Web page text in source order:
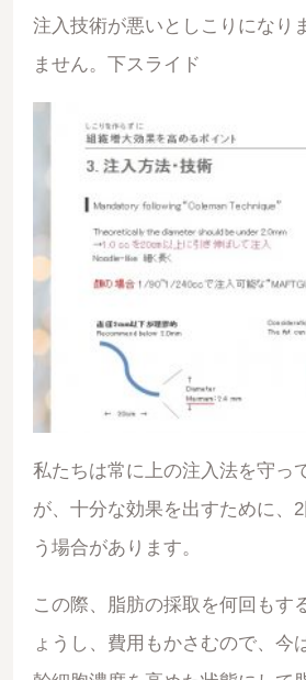
注入技術が悪いとしこりになり
ません。下スライド
私たちは常に上の注入法を守っ
が、十分な効果を出すために、
う場合があります。
この際、脂肪の採取を何回もす
ょうし、費用もかさむので、今